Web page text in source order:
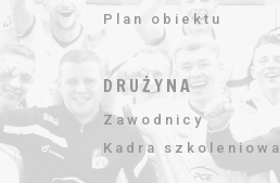
Plan obiektu
DRUŻYNA
Zawodnicy
Kadra szkoleniowa